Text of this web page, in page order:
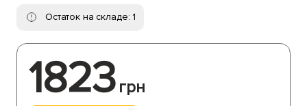
Остаток на складе: 1
1823 грн